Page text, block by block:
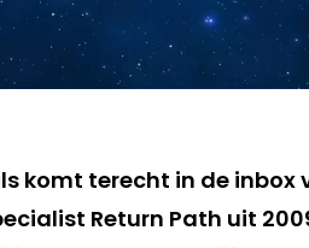
komt terecht in de
Return Path uit